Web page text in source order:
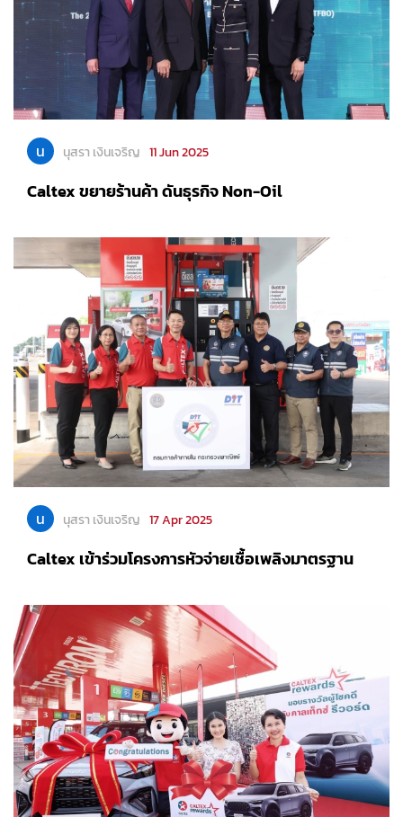
น นุสรา เงินเจริญ 11 Jun 2025
Caltex ขยายร้านค้า ดันธุรกิจ Non-Oil
น นุสรา เงินเจริญ 17 Apr 2025
Caltex เข้าร่วมโครงการหัวจ่ายเชื้อเพลิงมาตรฐาน